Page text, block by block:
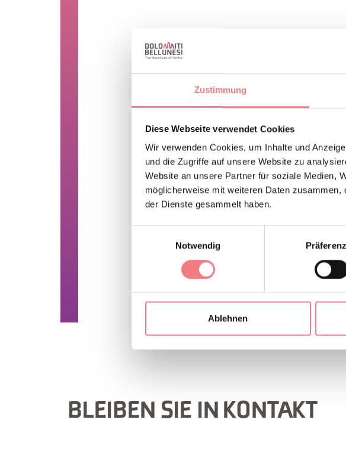
Zustimmung
Diese Webseite verwendet Cookies
Wir verwenden Cookies, um Inhalte und
und die Zugriffe auf unsere Website zu
Website an unsere Partner für soziale Medien,
möglicherweise mit weiteren Daten
der Dienste gesammelt haben.
Notwendig
Ablehnen
Originalfilme und ausgewählte Audio-
Objekte, Musik, Bühnenbilder und die
ÖFFNUNGSZEITEN
Januar, Februar, April, Mai, Juni, September,
Uhr und von 15:00 bis 18:00 Uhr geöffnet
Juli und August täglich von 9:00 bis 13:00
Die Öffnungszeiten können variieren. Es
Außerordentliche Öffnungszeiten: 28.
INFORMATIONEN ANFORDERN
BLEIBEN SIE IN KONTAKT